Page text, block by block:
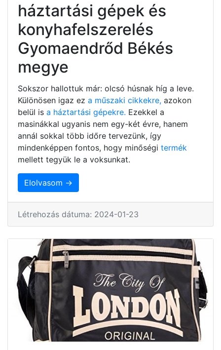
háztartási gépek és
konyhafelszerelés
Gyomaendrőd Békés
megye
Sokszor hallottuk már: olcsó húsnak híg a leve.
Különösen igaz ez a műszaki cikkekre, azokon
belül is a háztartási gépekre. Ezekkel a
masinákkal ugyanis nem egy-két évre, hanem
annál sokkal több időre tervezünk, így
mindenképpen fontos, hogy minőségi termék
mellett tegyük le a voksunkat.
Elolvasom →
Létrehozás dátuma: 2024-01-23